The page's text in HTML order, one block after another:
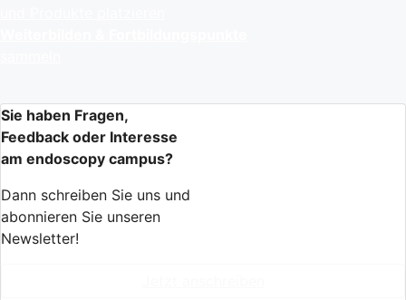
Sie haben Fragen,
Feedback oder Interesse
am endoscopy campus?
Dann schreiben Sie uns und
abonnieren Sie unseren
Newsletter!